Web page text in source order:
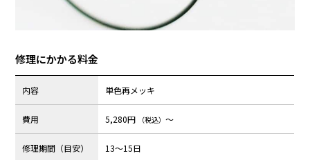
修理にかかる料金
内容 単色再メッキ
費用 5,280円 （税込）～
修理期間（目安） 13〜15日